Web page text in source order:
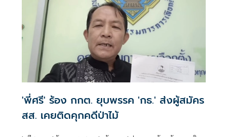
'พี่ศรี' ร้อง กกต. ยุบพรรค 'กธ.' ส่งผู้สมัคร
สส. เคยติดคุกคดีป่าไม้